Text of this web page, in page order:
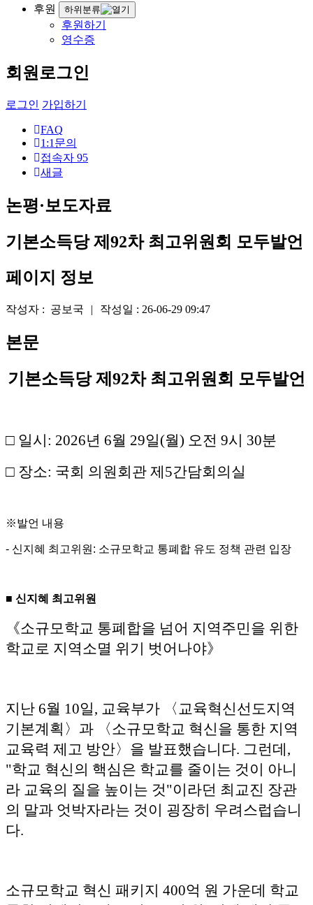
후원
하위분류
후원하기
영수증
회원로그인
로그인 가입하기
FAQ
1:1문의
접속자 95
새글
논평·보도자료
기본소득당 제92차 최고위원회 모두발언
페이지 정보
작성자 : 공보국 | 작성일 : 26-06-29 09:47
본문
기본소득당 제92차 최고위원회 모두발언
□ 일시: 2026년 6월 29일(월) 오전 9시 30분
□ 장소: 국회 의원회관 제5간담회의실
※발언 내용
- 신지혜 최고위원: 소규모학교 통폐합 유도 정책 관련 입장
■ 신지혜 최고위원
《소규모학교 통폐합을 넘어 지역주민을 위한
학교로 지역소멸 위기 벗어나야》
지난 6월 10일, 교육부가 〈교육혁신선도지역
기본계획〉과 〈소규모학교 혁신을 통한 지역
교육력 제고 방안〉을 발표했습니다. 그런데,
"학교 혁신의 핵심은 학교를 줄이는 것이 아니
라 교육의 질을 높이는 것"이라던 최교진 장관
의 말과 엇박자라는 것이 굉장히 우려스럽습니
다.
소규모학교 혁신 패키지 400억 원 가운데 학교